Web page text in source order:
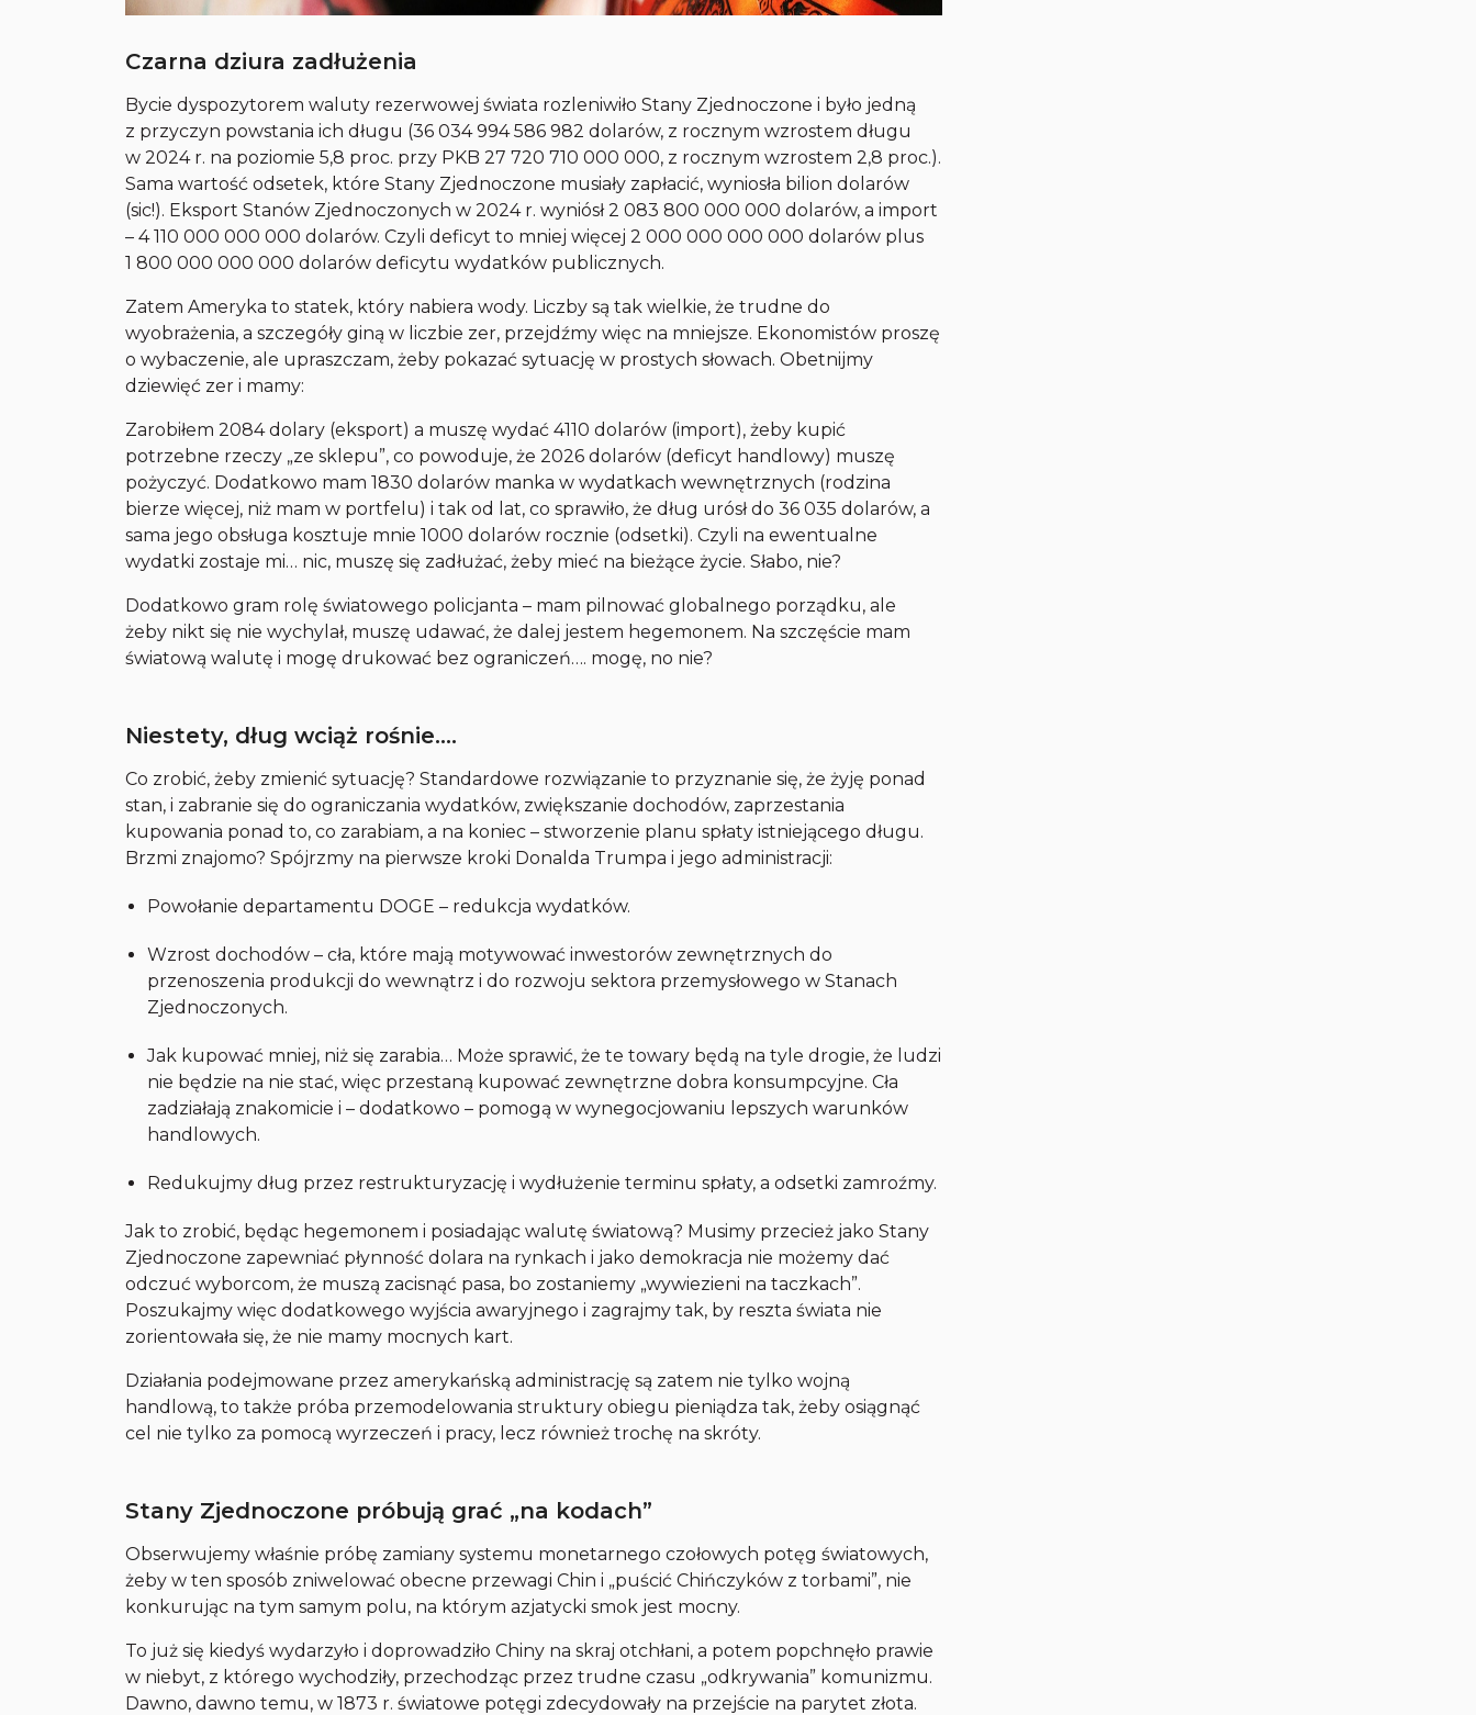
Czarna dziura zadłużenia
Bycie dyspozytorem waluty rezerwowej świata rozleniwiło Stany Zjednoczone i było jedną
z przyczyn powstania ich długu (36 034 994 586 982 dolarów, z rocznym wzrostem długu
w 2024 r. na poziomie 5,8 proc. przy PKB 27 720 710 000 000, z rocznym wzrostem 2,8 proc.).
Sama wartość odsetek, które Stany Zjednoczone musiały zapłacić, wyniosła bilion dolarów
(sic!). Eksport Stanów Zjednoczonych w 2024 r. wyniósł 2 083 800 000 000 dolarów, a import
– 4 110 000 000 000 dolarów. Czyli deficyt to mniej więcej 2 000 000 000 000 dolarów plus
1 800 000 000 000 dolarów deficytu wydatków publicznych.
Zatem Ameryka to statek, który nabiera wody. Liczby są tak wielkie, że trudne do
wyobrażenia, a szczegóły giną w liczbie zer, przejdźmy więc na mniejsze. Ekonomistów proszę
o wybaczenie, ale upraszczam, żeby pokazać sytuację w prostych słowach. Obetnijmy
dziewięć zer i mamy:
Zarobiłem 2084 dolary (eksport) a muszę wydać 4110 dolarów (import), żeby kupić
potrzebne rzeczy „ze sklepu”, co powoduje, że 2026 dolarów (deficyt handlowy) muszę
pożyczyć. Dodatkowo mam 1830 dolarów manka w wydatkach wewnętrznych (rodzina
bierze więcej, niż mam w portfelu) i tak od lat, co sprawiło, że dług urósł do 36 035 dolarów, a
sama jego obsługa kosztuje mnie 1000 dolarów rocznie (odsetki). Czyli na ewentualne
wydatki zostaje mi… nic, muszę się zadłużać, żeby mieć na bieżące życie. Słabo, nie?
Dodatkowo gram rolę światowego policjanta – mam pilnować globalnego porządku, ale
żeby nikt się nie wychylał, muszę udawać, że dalej jestem hegemonem. Na szczęście mam
światową walutę i mogę drukować bez ograniczeń…. mogę, no nie?
Niestety, dług wciąż rośnie….
Co zrobić, żeby zmienić sytuację? Standardowe rozwiązanie to przyznanie się, że żyję ponad
stan, i zabranie się do ograniczania wydatków, zwiększanie dochodów, zaprzestania
kupowania ponad to, co zarabiam, a na koniec – stworzenie planu spłaty istniejącego długu.
Brzmi znajomo? Spójrzmy na pierwsze kroki Donalda Trumpa i jego administracji:
Powołanie departamentu DOGE – redukcja wydatków.
Wzrost dochodów – cła, które mają motywować inwestorów zewnętrznych do
przenoszenia produkcji do wewnątrz i do rozwoju sektora przemysłowego w Stanach
Zjednoczonych.
Jak kupować mniej, niż się zarabia… Może sprawić, że te towary będą na tyle drogie, że ludzi
nie będzie na nie stać, więc przestaną kupować zewnętrzne dobra konsumpcyjne. Cła
zadziałają znakomicie i – dodatkowo – pomogą w wynegocjowaniu lepszych warunków
handlowych.
Redukujmy dług przez restrukturyzację i wydłużenie terminu spłaty, a odsetki zamroźmy.
Jak to zrobić, będąc hegemonem i posiadając walutę światową? Musimy przecież jako Stany
Zjednoczone zapewniać płynność dolara na rynkach i jako demokracja nie możemy dać
odczuć wyborcom, że muszą zacisnąć pasa, bo zostaniemy „wywiezieni na taczkach”.
Poszukajmy więc dodatkowego wyjścia awaryjnego i zagrajmy tak, by reszta świata nie
zorientowała się, że nie mamy mocnych kart.
Działania podejmowane przez amerykańską administrację są zatem nie tylko wojną
handlową, to także próba przemodelowania struktury obiegu pieniądza tak, żeby osiągnąć
cel nie tylko za pomocą wyrzeczeń i pracy, lecz również trochę na skróty.
Stany Zjednoczone próbują grać „na kodach”
Obserwujemy właśnie próbę zamiany systemu monetarnego czołowych potęg światowych,
żeby w ten sposób zniwelować obecne przewagi Chin i „puścić Chińczyków z torbami”, nie
konkurując na tym samym polu, na którym azjatycki smok jest mocny.
To już się kiedyś wydarzyło i doprowadziło Chiny na skraj otchłani, a potem popchnęło prawie
w niebyt, z którego wychodziły, przechodząc przez trudne czasu „odkrywania” komunizmu.
Dawno, dawno temu, w 1873 r. światowe potęgi zdecydowały na przejście na parytet złota.